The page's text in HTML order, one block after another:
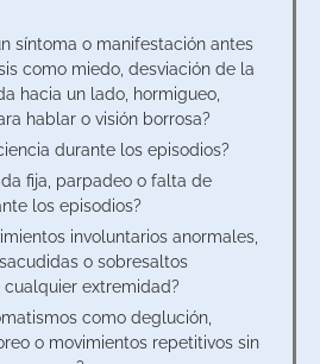
síntoma o manifestación antes
como miedo, desviación de la
hacia un lado, hormigueo,
hablar o visión borrosa?
durante los episodios?
fija, parpadeo o falta de
los episodios?
involuntarios anormales,
o sobresaltos
extremidad?
como deglución,
o movimientos repetitivos sin